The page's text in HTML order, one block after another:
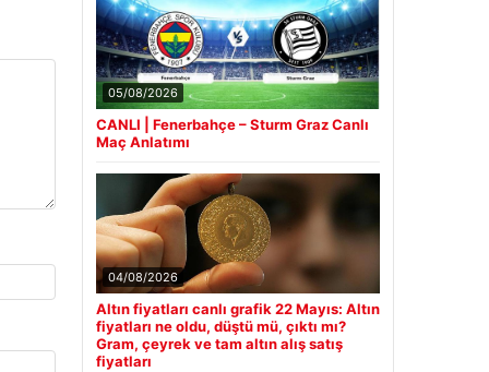
05/08/2026
CANLI | Fenerbahçe – Sturm Graz Canlı
Maç Anlatımı
04/08/2026
Altın fiyatları canlı grafik 22 Mayıs: Altın
fiyatları ne oldu, düştü mü, çıktı mı?
Gram, çeyrek ve tam altın alış satış
fiyatları